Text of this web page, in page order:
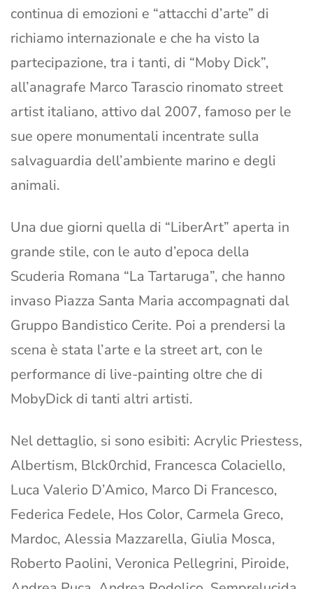
continua di emozioni e “attacchi d’arte” di
richiamo internazionale e che ha visto la
partecipazione, tra i tanti, di “Moby Dick”,
all’anagrafe Marco Tarascio rinomato street
artist italiano, attivo dal 2007, famoso per le
sue opere monumentali incentrate sulla
salvaguardia dell’ambiente marino e degli
animali.
Una due giorni quella di “LiberArt” aperta in
grande stile, con le auto d’epoca della
Scuderia Romana “La Tartaruga”, che hanno
invaso Piazza Santa Maria accompagnati dal
Gruppo Bandistico Cerite. Poi a prendersi la
scena è stata l’arte e la street art, con le
performance di live-painting oltre che di
MobyDick di tanti altri artisti.
Nel dettaglio, si sono esibiti: Acrylic Priestess,
Albertism, Blck0rchid, Francesca Colaciello,
Luca Valerio D’Amico, Marco Di Francesco,
Federica Fedele, Hos Color, Carmela Greco,
Mardoc, Alessia Mazzarella, Giulia Mosca,
Roberto Paolini, Veronica Pellegrini, Piroide,